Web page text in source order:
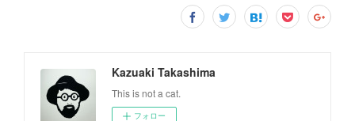
Kazuaki Takashima
This is not a cat.
フォロー